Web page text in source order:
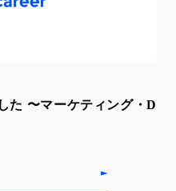
た 〜マーケティング・D